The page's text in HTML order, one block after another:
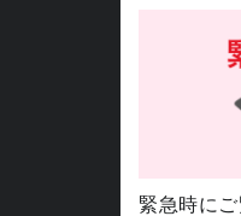
緊急時に